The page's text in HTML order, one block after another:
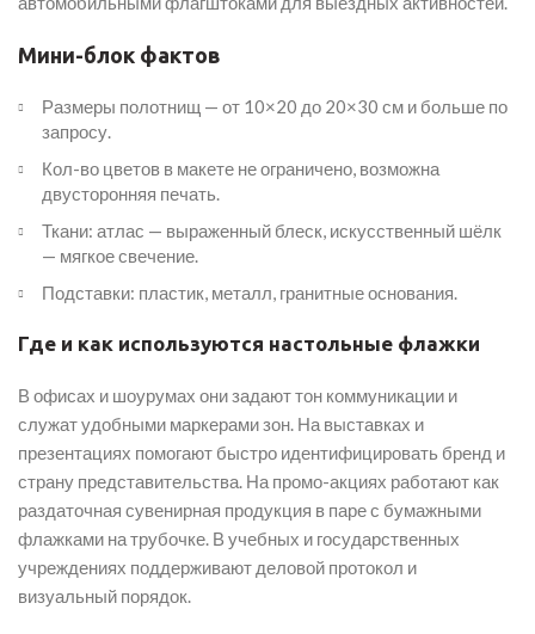
Мини-блок фактов
Размеры полотнищ — от 10×20 до 20×30 см и больше по
запросу.
Кол-во цветов в макете не ограничено, возможна
двусторонняя печать.
Ткани: атлас — выраженный блеск, искусственный шёлк
— мягкое свечение.
Подставки: пластик, металл, гранитные основания.
Где и как используются настольные флажки
В офисах и шоурумах они задают тон коммуникации и
служат удобными маркерами зон. На выставках и
презентациях помогают быстро идентифицировать бренд и
страну представительства. На промо-акциях работают как
раздаточная сувенирная продукция в паре с бумажными
флажками на трубочке. В учебных и государственных
учреждениях поддерживают деловой протокол и
визуальный порядок.